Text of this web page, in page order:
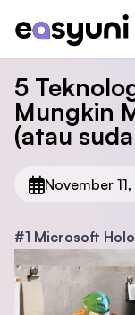
5
Mungkin
(atau
November
#1 Microsoft